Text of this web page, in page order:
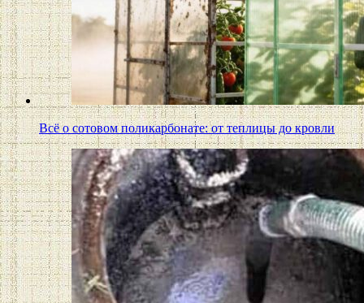
Всё о сотовом поликарбонате: от теплицы до кровли